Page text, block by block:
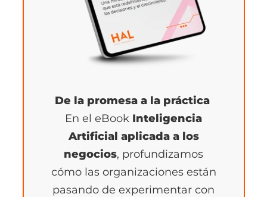
De la promesa a la práctica
En el eBook Inteligencia
Artificial aplicada a los
negocios, profundizamos
cómo las organizaciones están
pasando de experimentar con